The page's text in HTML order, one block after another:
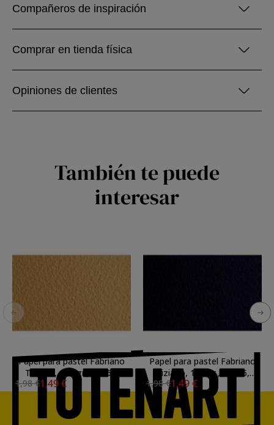
Compañeros de inspiración
Comprar en tienda física
Opiniones de clientes
También te puede
interesar
Papel para pastel Fabriano
Tiziano, 160 gr., 50x65,
Zabaione
1,98 €1,49 €
Papel para pastel Fabriano
Tiziano, 160 gr., 50x65,
Blunotte
1,98 €1,49 €